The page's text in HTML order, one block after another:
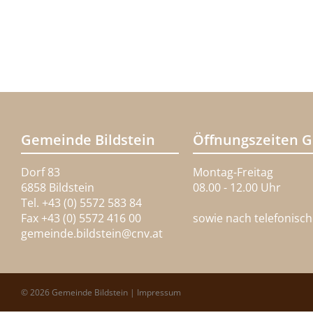
Gemeinde Bildstein
Dorf 83
6858 Bildstein
Tel. +43 (0) 5572 583 84
Fax +43 (0) 5572 416 00
gemeinde.bildstein@cnv.at
Öffnungszeiten
Montag-Freitag
08.00 - 12.00 Uhr
sowie nach
© 2026 Gemeinde Bildstein | Impressum